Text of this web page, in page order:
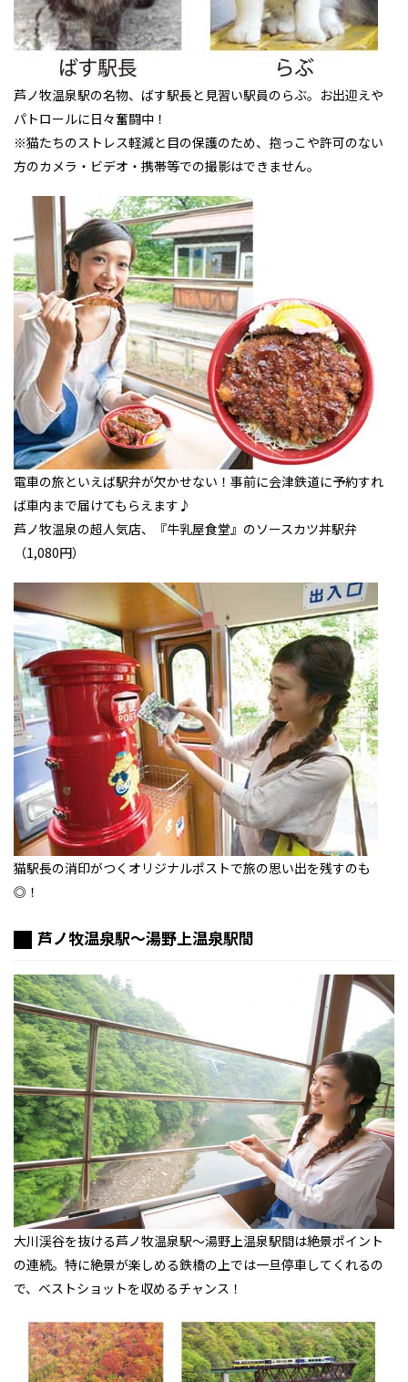
芦ノ牧温泉駅の名物、ばす駅長と見習い駅員のらぶ。お出迎えや
パトロールに日々奮闘中！
※猫たちのストレス軽減と目の保護のため、抱っこや許可のない
方のカメラ・ビデオ・携帯等での撮影はできません。
電車の旅といえば駅弁が欠かせない！事前に会津鉄道に予約すれ
ば車内まで届けてもらえます♪
芦ノ牧温泉の超人気店、『牛乳屋食堂』のソースカツ丼駅弁
（1,080円）
猫駅長の消印がつくオリジナルポストで旅の思い出を残すのも
◎！
芦ノ牧温泉駅～湯野上温泉駅間
大川渓谷を抜ける芦ノ牧温泉駅～湯野上温泉駅間は絶景ポイント
の連続。特に絶景が楽しめる鉄橋の上では一旦停車してくれるの
で、ベストショットを収めるチャンス！